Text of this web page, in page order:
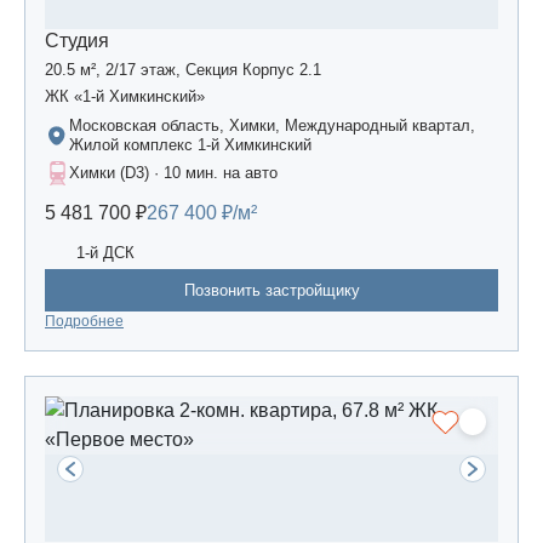
Студия
20.5 м², 2/17 этаж, Секция Корпус 2.1
ЖК «1-й Химкинский»
Московская область, Химки, Международный квартал,
Жилой комплекс 1-й Химкинский
Химки (D3) · 10 мин. на авто
5 481 700 ₽267 400 ₽/м²
1-й ДСК
Позвонить застройщику
Подробнее